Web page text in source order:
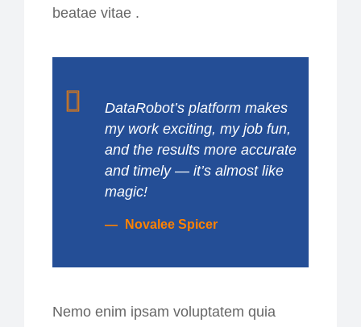
beatae vitae .
DataRobot’s platform makes
my work exciting, my job fun,
and the results more accurate
and timely — it’s almost like
magic!
Novalee Spicer
Nemo enim ipsam voluptatem quia